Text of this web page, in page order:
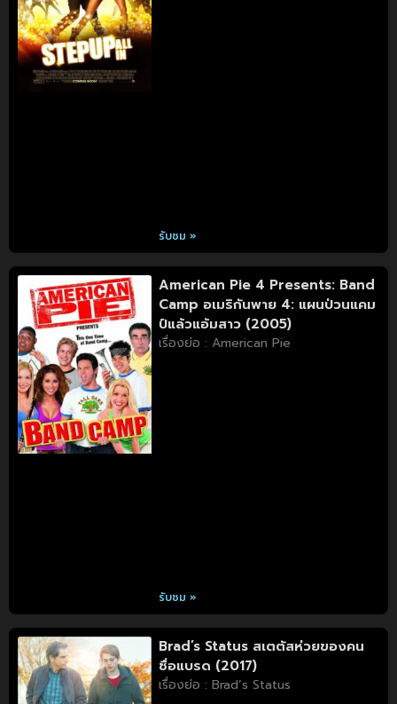
รับชม »
American Pie 4 Presents: Band
Camp อเมริกันพาย 4: แผนป่วนแคม
ป์แล้วแอ้มสาว (2005)
เรื่องย่อ : American Pie
รับชม »
Brad’s Status สเตตัสห่วยของคน
ชื่อแบรด (2017)
เรื่องย่อ : Brad’s Status